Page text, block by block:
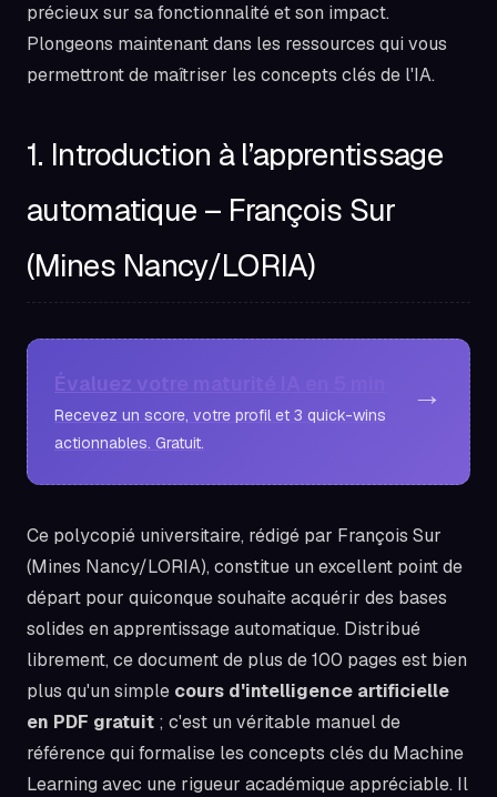
précieux sur sa fonctionnalité et son impact.
Plongeons maintenant dans les ressources qui vous
permettront de maîtriser les concepts clés de l'IA.
1. Introduction à l’apprentissage
automatique – François Sur
(Mines Nancy/LORIA)
Évaluez votre maturité IA en 5 min
Recevez un score, votre profil et 3 quick-wins
actionnables. Gratuit.
→
Ce polycopié universitaire, rédigé par François Sur
(Mines Nancy/LORIA), constitue un excellent point de
départ pour quiconque souhaite acquérir des bases
solides en apprentissage automatique. Distribué
librement, ce document de plus de 100 pages est bien
plus qu'un simple cours d'intelligence artificielle
en PDF gratuit ; c'est un véritable manuel de
référence qui formalise les concepts clés du Machine
Learning avec une rigueur académique appréciable. Il